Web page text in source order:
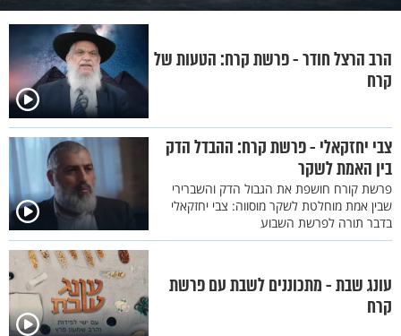
לְדַבֵּר אֵת כָּל הַדְּבָרִים הָאֵלֶּה וַתִּבָּקַע הָאֲדָמָה אֲשֶׁר תַּחְתֵּיהֶם: {לב}
וַתִּפְתַּח הָאָרֶץ אֶת פִּיהָ וַתִּבְלַע אֹתָם וְאֶת בָּתֵּיהֶם וְאֵת כָּל הָאָדָם
אֲשֶׁר לְקֹרַח וְאֵת כָּל הָרֲכוּשׁ: {לג} וַיֵּרְדוּ הֵם וְכָל אֲשֶׁר לָהֶם חַיִּים
שְׁאֹלָה וַתְּכַס עֲלֵיהֶם הָאָרֶץ וַיֹּאבְדוּ מִתּוֹךְ הַקָּהָל: {לד} וְכָל יִשְׂרָאֵל
אֲשֶׁר סְבִיבֹתֵיהֶם נָסוּ לְקֹלָם כִּי אָמְרוּ פֶּן תִּבְלָעֵנוּ הָאָרֶץ: {לה} וְאֵשׁ
יָצְאָה מֵאֵת יְהוָה וַתֹּאכַל אֵת הַחֲמִשִּׁים וּמָאתַיִם אִישׁ מַקְרִיבֵי
הַקְּטֹרֶת: (ס)
פרק יז
{א} וַיְדַבֵּר יְהוָה אֶל מֹשֶׁה לֵּאמֹר: {ב} אֱמֹר אֶל אֶלְעָזָר בֶּן אַהֲרֹן הַכֹּהֵן
וְיָרֵם אֶת הַמַּחְתֹּת מִבֵּין הַשְּׂרֵפָה וְאֶת הָאֵשׁ זְרֵה הָלְאָה כִּי קָדֵשׁוּ: {ג}
אֵת מַחְתּוֹת הַחַטָּאִים הָאֵלֶּה בְּנַפְשֹׁתָם וְעָשׂוּ אֹתָם רִקֻּעֵי פַחִים צִפּוּי
לַמִּזְבֵּחַ כִּי הִקְרִיבֻם לִפְנֵי יְהוָה וַיִּקְדָּשׁוּ וְיִהְיוּ לְאוֹת לִבְנֵי יִשְׂרָאֵל: {ד}
וַיִּקַּח אֶלְעָזָר הַכֹּהֵן אֵת מַחְתּוֹת הַנְּחֹשֶׁת אֲשֶׁר הִקְרִיבוּ הַשְּׂרֻפִים
הרב הרצל חודר - פרשת קרח: הטעות של
קרח
צבי יחזקאלי - פרשת קרח: ההבדל הדק
בין האמת לשקר
פרשת קורח חושפת את הגבול הדק והשברירי
שבין אמת מוחלטת לשקר מוסווה: צבי יחזקאלי
בדבר תורה לפרשת השבוע
עונג שבת - מתכוננים לשבת עם פרשת
קרח